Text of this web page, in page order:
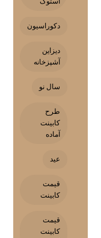
دکوراسیون
دیزاین
آشپزخانه
سال نو
طرح
کابینت
آماده
عید
قیمت
کابینت
قیمت
کابینت